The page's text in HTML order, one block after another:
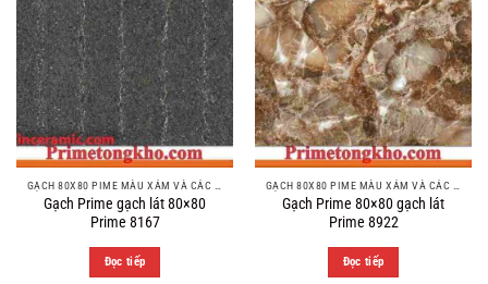
Gạch Prime gạch lát 80×80
Prime 8167
Đọc tiếp
Gạch Prime 80×80 gạch lát
Prime 8922
Đọc tiếp